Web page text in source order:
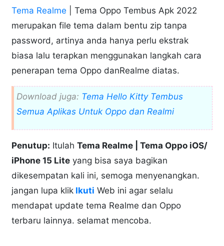
Tema Realme | Tema Oppo Tembus Apk 2022
merupakan file tema dalam bentu zip tanpa
password, artinya anda hanya perlu ekstrak
biasa lalu terapkan menggunakan langkah cara
penerapan tema Oppo danRealme diatas.
Download juga: Tema Hello Kitty Tembus
Semua Aplikas Untuk Oppo dan Realmi
Penutup: ItulahTema Realme | Tema Oppo iOS/
iPhone 15 Lite yang bisa saya bagikan
dikesempatan kali ini, semoga menyenangkan.
jangan lupa klik Ikuti Web ini agar selalu
mendapat update tema Realme dan Oppo
terbaru lainnya. selamat mencoba.